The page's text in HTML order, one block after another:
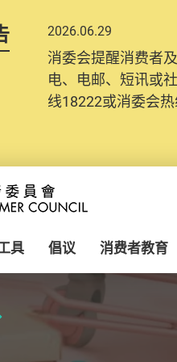
2026.06.29
消委会提醒消费者
电、电邮、短讯或
线18222或消委会
具 倡议 消费者教育